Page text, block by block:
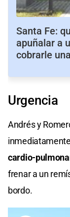
Santa Fe:
apuñalar a
cobrarle
Urgencia
Andrés y
cardio-
frenar a un
bordo.